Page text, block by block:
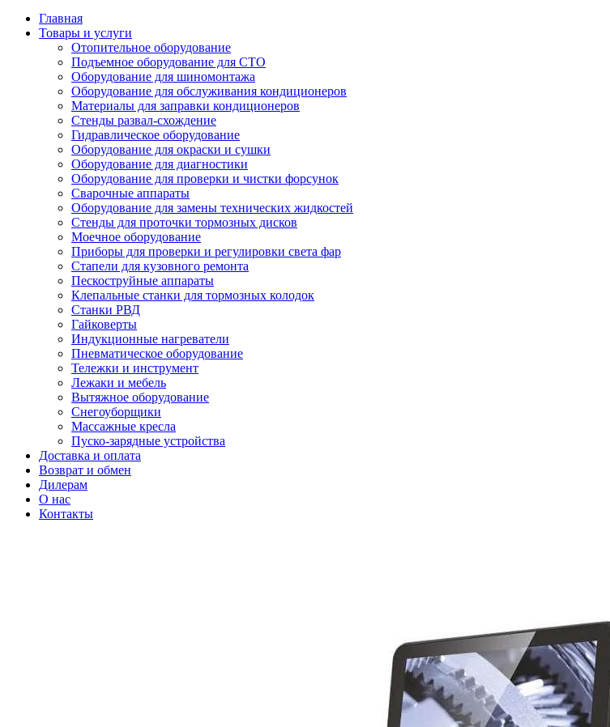
Главная
Товары и услуги
Отопительное оборудование
Подъемное оборудование для СТО
Оборудование для шиномонтажа
Оборудование для обслуживания кондиционеров
Материалы для заправки кондиционеров
Стенды развал-схождение
Гидравлическое оборудование
Оборудование для окраски и сушки
Оборудование для диагностики
Оборудование для проверки и чистки форсунок
Сварочные аппараты
Оборудование для замены технических жидкостей
Стенды для проточки тормозных дисков
Моечное оборудование
Приборы для проверки и регулировки света фар
Стапели для кузовного ремонта
Пескоструйные аппараты
Клепальные станки для тормозных колодок
Станки РВД
Гайковерты
Индукционные нагреватели
Пневматическое оборудование
Тележки и инструмент
Лежаки и мебель
Вытяжное оборудование
Снегоуборщики
Массажные кресла
Пуско-зарядные устройства
Доставка и оплата
Возврат и обмен
Дилерам
О нас
Контакты